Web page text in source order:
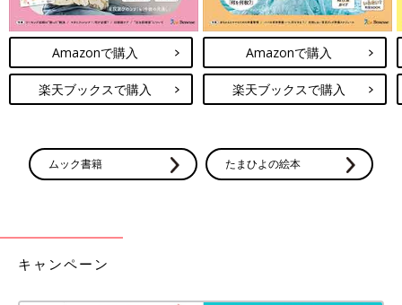
Amazonで購入
楽天ブックスで購入
Amazonで購入
楽天ブックスで購入
ムック書籍 たまひよの絵本
キャンペーン